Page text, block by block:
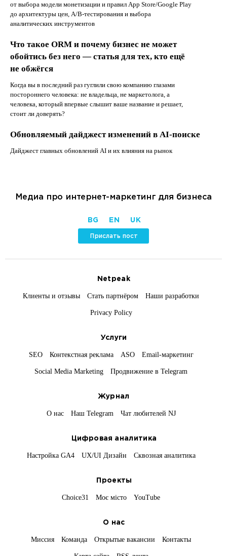
от выбора модели монетизации и правил App Store/Google Play
до архитектуры цен, A/B-тестирования и выбора
аналитических инструментов
Что такое ORM и почему бизнес не может
обойтись без него — статья для тех, кто ещё
не обжёгся
Когда вы в последний раз гуглили свою компанию глазами
постороннего человека: не владельца, не маркетолога, а
человека, который впервые слышит ваше название и решает,
стоит ли доверять?
Обновляемый дайджест изменений в AI-поиске
Дайджест главных обновлений AI и их влияния на рынок
Медиа про интернет-маркетинг для бизнеса
BG EN UK
Прислать пост
Netpeak
Клиенты и отзывы Стать партнёром Наши разработки
Privacy Policy
Услуги
SEO Контекстная реклама ASO Email-маркетинг
Social Media Marketing Продвижение в Telegram
Журнал
О нас Наш Telegram Чат любителей NJ
Цифровая аналитика
Настройка GA4 UX/UI Дизайн Сквозная аналитика
Проекты
Choice31 Моє місто YouTube
О нас
Миссия Команда Открытые вакансии Контакты